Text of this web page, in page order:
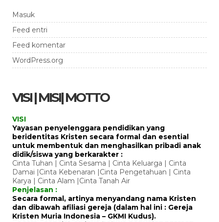
Masuk
Feed entri
Feed komentar
WordPress.org
VISI | MISI| MOTTO
VISI
Yayasan penyelenggara pendidikan yang
beridentitas Kristen secara formal dan esential
untuk membentuk dan menghasilkan pribadi anak
didik/siswa yang berkarakter :
Cinta Tuhan | Cinta Sesama | Cinta Keluarga | Cinta
Damai |Cinta Kebenaran |Cinta Pengetahuan | Cinta
Karya | Cinta Alam |Cinta Tanah Air
Penjelasan :
Secara formal, artinya menyandang nama Kristen
dan dibawah afiliasi gereja (dalam hal ini : Gereja
Kristen Muria Indonesia – GKMI Kudus).